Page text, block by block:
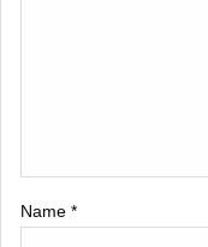
Name *